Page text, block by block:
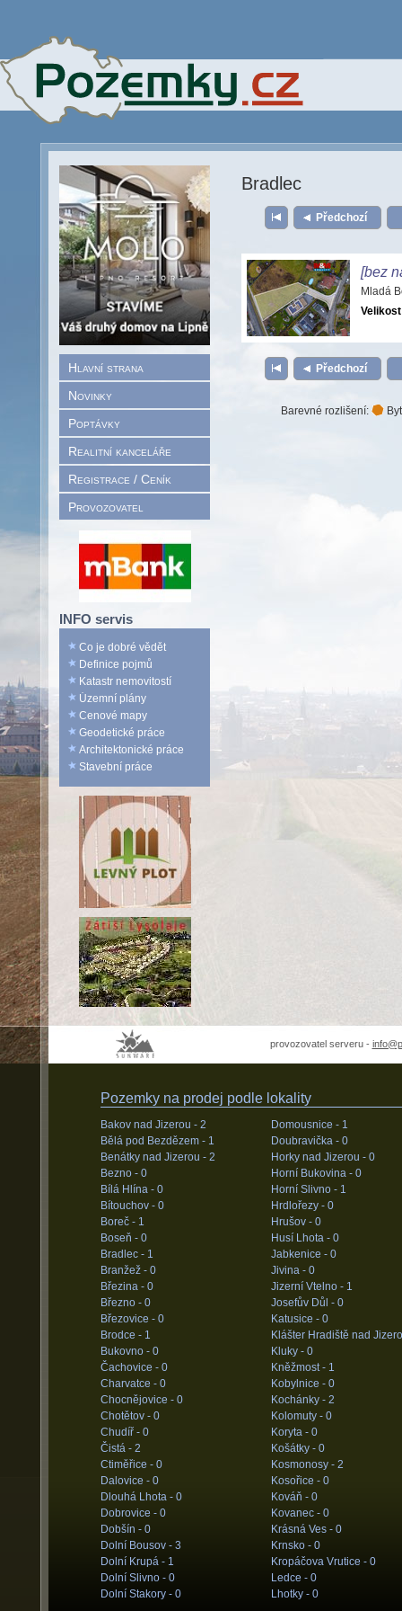
Hlavní strana
Novinky
Poptávky
Realitní kanceláře
Registrace / Ceník
Provozovatel
INFO servis
Co je dobré vědět
Definice pojmů
Katastr nemovitostí
Územní plány
Cenové mapy
Geodetické práce
Architektonické práce
Stavební práce
Bradlec
Předchozí
[bez
Mladá
Předchozí
Barevné rozlišení:
provozovatel serveru -
Pozemky na prodej podle lokality
Bakov nad Jizerou - 2
Bělá pod Bezdězem - 1
Benátky nad Jizerou - 2
Bezno - 0
Bílá Hlína - 0
Bítouchov - 0
Boreč - 1
Boseň - 0
Bradlec - 1
Branžež - 0
Březina - 0
Březno - 0
Březovice - 0
Brodce - 1
Bukovno - 0
Čachovice - 0
Charvatce - 0
Chocnějovice - 0
Chotětov - 0
Chudíř - 0
Čistá - 2
Ctiměřice - 0
Dalovice - 0
Dlouhá Lhota - 0
Dobrovice - 0
Dobšín - 0
Dolní Bousov - 3
Dolní Krupá - 1
Dolní Slivno - 0
Dolní Stakory - 0
Domousnice - 1
Doubravička - 0
Horky nad Jizerou - 0
Horní Bukovina - 0
Horní Slivno - 1
Hrdlořezy - 0
Hrušov - 0
Husí Lhota - 0
Jabkenice - 0
Jivina - 0
Jizerní Vtelno - 1
Josefův Důl - 0
Katusice - 0
Klášter Hradiště nad
Kluky - 0
Kněžmost - 1
Kobylnice - 0
Kochánky - 2
Kolomuty - 0
Koryta - 0
Košátky - 0
Kosmonosy - 2
Kosořice - 0
Kováň - 0
Kovanec - 0
Krásná Ves - 0
Krnsko - 0
Kropáčova Vrutice - 0
Ledce - 0
Lhotky - 0